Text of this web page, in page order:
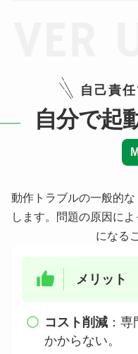
自己責
自分で起
動作トラブルの一般的
します。
問題の原因に
になる
メリット
コスト削減 ：
かからない。